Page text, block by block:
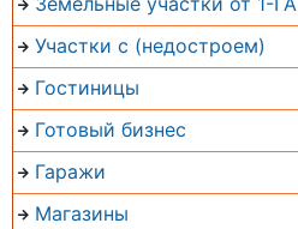
Участки с (недостроем)
Гостиницы
Готовый бизнес
Гаражи
Магазины